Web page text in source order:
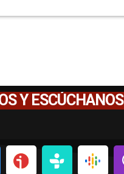
Y ESCÚCHANOS